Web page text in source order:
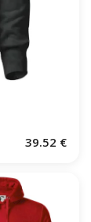
39.52 €